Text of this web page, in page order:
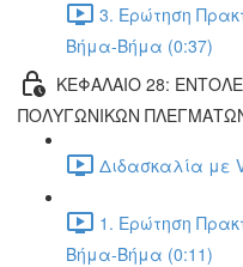
3. Ερώτηση
Βήμα-Βήμα (0:37)
ΚΕΦΑΛΑΙΟ 28:
ΠΟΛΥΓΩΝΙΚΩΝ
Διδασκαλία με
1. Ερώτηση
Βήμα-Βήμα (0:11)